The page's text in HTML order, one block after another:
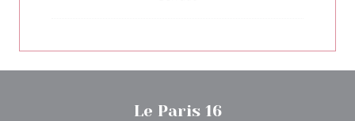
Le Paris 16